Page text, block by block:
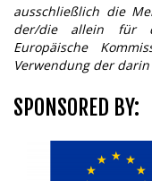
ausschließlich die
der/die allein für
Europäische
Verwendung der
SPONSORED BY: